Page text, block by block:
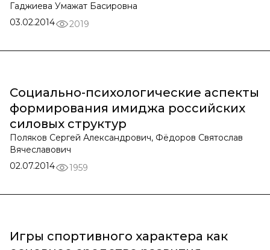
Гаджиева Умажат Басировна
03.02.2014
2019
Социально-психологические аспекты
формирования имиджа российских
силовых структур
Поляков Сергей Александрович, Фёдоров Святослав
Вячеславович
02.07.2014
1959
Игры спортивного характера как